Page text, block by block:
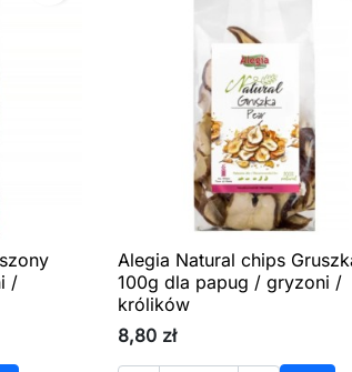
/
 Szybki podgląd
Alegia Natural chips
100g dla papug / gryzoni /
królików
8,80 zł